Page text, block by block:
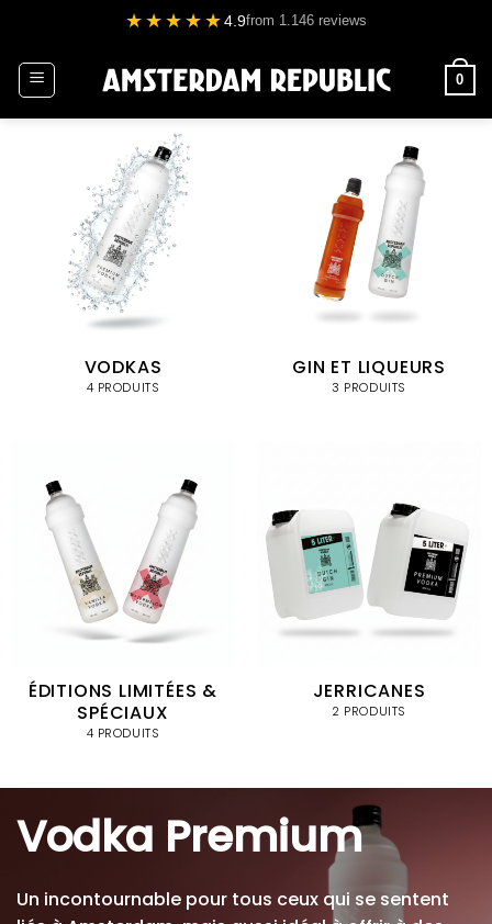
contenu
★★★★★4.9from 1.146 reviews
0
VODKAS
4 PRODUITS
GIN ET LIQUEURS
3 PRODUITS
ÉDITIONS LIMITÉES &
SPÉCIAUX
4 PRODUITS
JERRICANES
2 PRODUITS
Vodka Premium
Un incontournable pour tous ceux qui se sentent